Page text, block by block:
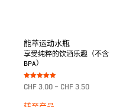
能萃运动水瓶
享受纯粹的饮酒乐趣（不含
BPA）
Bewertet mit
5.00
CHF 3.00 – CHF 3.50